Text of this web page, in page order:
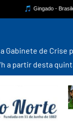
para monitorar
feira (6)